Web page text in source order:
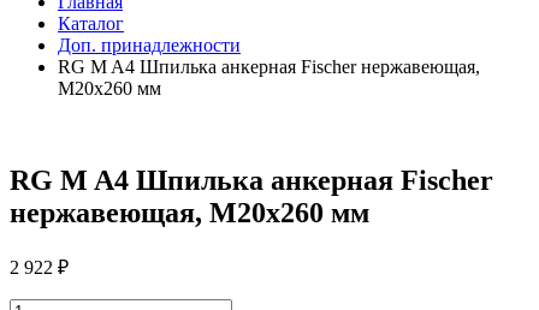
Каталог
Доп. принадлежности
RG M A4 Шпилька анкерная Fischer нержавеющая,
M20x260 мм
RG M A4 Шпилька анкерная Fischer
нержавеющая, M20x260 мм
2 922 ₽